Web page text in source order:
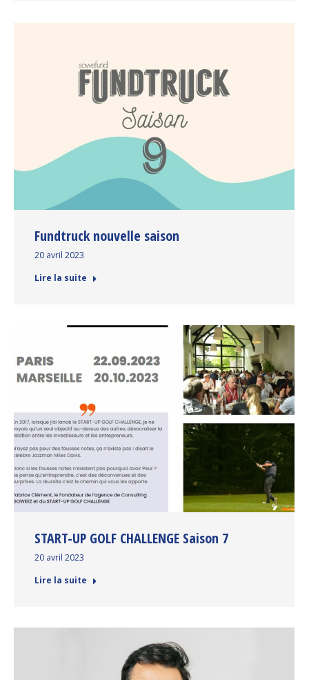
Fundtruck nouvelle saison
20 avril 2023
Lire la suite
START-UP GOLF CHALLENGE Saison 7
20 avril 2023
Lire la suite